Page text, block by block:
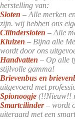
herstelling van:
Sloten – Alle merken
zijn. wij hebben ons
Cilindersloten – Alle
Kluizen – Bijna alle
wordt door ons
Handvatten – Op alle
stijlvolle gamma!
Brievenbus en
uitgevoerd met
Spionoogje (!!Nieuw!!
Smartcilinder– wordt
uiteraard met een